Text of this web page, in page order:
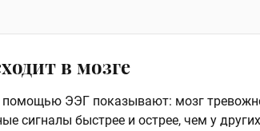
в мозге
помощью ЭЭГ показывают: мозг
сигналы быстрее и острее, чем у